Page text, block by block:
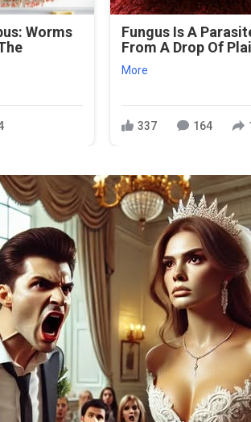
Worms
Fungus Is A
From A Drop Of
More
337 164